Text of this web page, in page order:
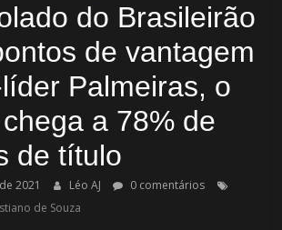
do Brasileirão
de vantagem
Palmeiras, o
a 78% de
de título
2021 Léo AJ
0 comentários
de Souza